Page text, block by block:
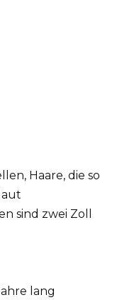
Haare, die so
sind zwei Zoll
lang